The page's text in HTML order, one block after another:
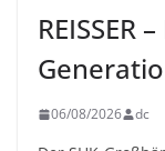
REISSER
06/08/2026 dc